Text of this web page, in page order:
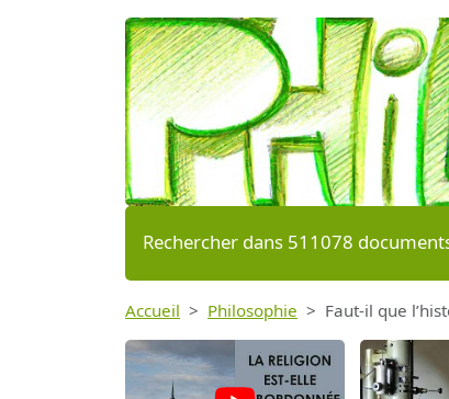
Rechercher dans 511078
Accueil Philosophie Faut-il que